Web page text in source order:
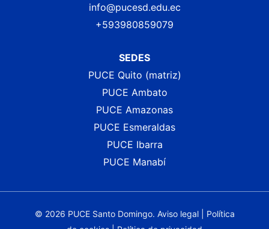
info@pucesd.edu.ec
+593980859079
SEDES
PUCE Quito (matriz)
PUCE Ambato
PUCE Amazonas
PUCE Esmeraldas
PUCE Ibarra
PUCE Manabí
© 2026 PUCE Santo Domingo. Aviso legal| Política